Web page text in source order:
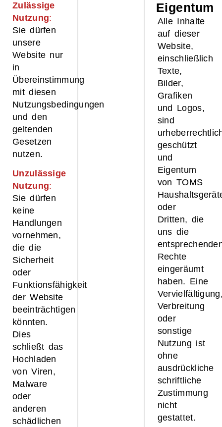
Zulässige
Nutzung:
Sie dürfen
unsere
Website nur
in
Übereinstimmung
mit diesen
Nutzungsbedingungen
und den
geltenden
Gesetzen
nutzen.
Unzulässige
Nutzung:
Sie dürfen
keine
Handlungen
vornehmen,
die die
Sicherheit
oder
Funktionsfähigkeit
der Website
beeinträchtigen
könnten.
Dies
schließt das
Hochladen
von Viren,
Malware
oder
anderen
schädlichen
Eigentum
Alle Inhalte
auf dieser
Website,
einschließlich
Texte,
Bilder,
Grafiken
und Logos,
sind
geschützt
und
Eigentum
von TOMS
oder
Dritten, die
uns die
Rechte
eingeräumt
haben. Eine
Verbreitung
oder
sonstige
Nutzung ist
ohne
ausdrückliche
schriftliche
Zustimmung
nicht
gestattet.